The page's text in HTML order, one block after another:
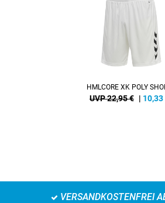
HMLCORE XK POLY
UVP 22,95 € | 10,33
VERSANDKOSTENFREI